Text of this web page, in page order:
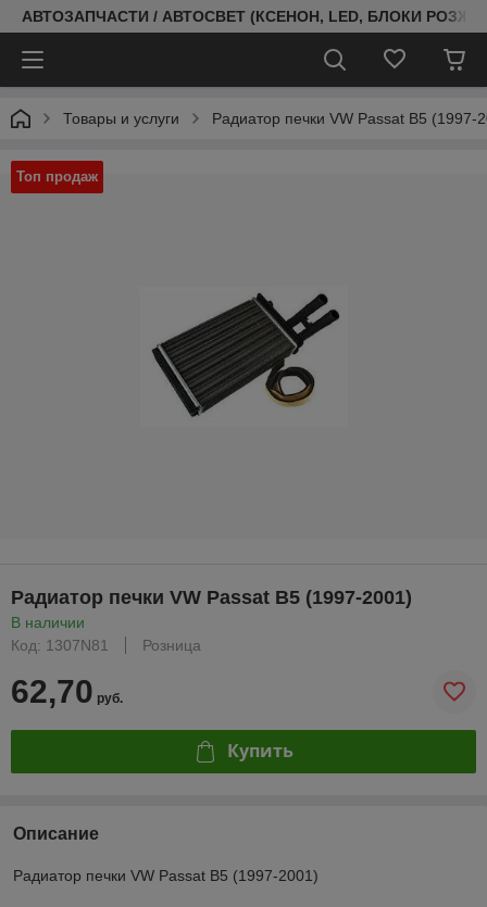
АВТОЗАПЧАСТИ / АВТОСВЕТ (КСЕНОН, LED, БЛОКИ
Товары и услуги Радиатор печки VW Passat B5 (1997-
Топ продаж
Радиатор печки VW Passat B5 (1997-2001)
В наличии
Код: 1307N81
Розница
62,70 руб.
Купить
Описание
Радиатор печки VW Passat B5 (1997-2001)